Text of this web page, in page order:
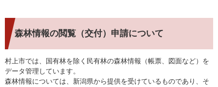
森林情報の閲覧（交付）申請について
村上市では、国有林を除く民有林の森林情報（帳票、図面など）を
データ管理しています。
森林情報については、新潟県から提供を受けているものであり、そ